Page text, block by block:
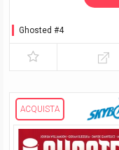
Ghosted #4
ACQUISTA